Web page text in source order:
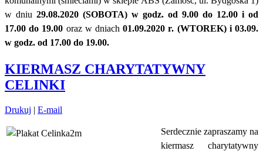
w dniu 29.08.2020 (SOBOTA) w godz. od 9.00 do 12.00 i od
17.00 do 19.00 oraz w dniach 01.09.2020 r. (WTOREK) i 03.09.
w godz. od 17.00 do 19.00.
KIERMASZ CHARYTATYWNY
CELINKI
Drukuj | E-mail
Serdecznie zapraszamy na
kiermasz charytatywny